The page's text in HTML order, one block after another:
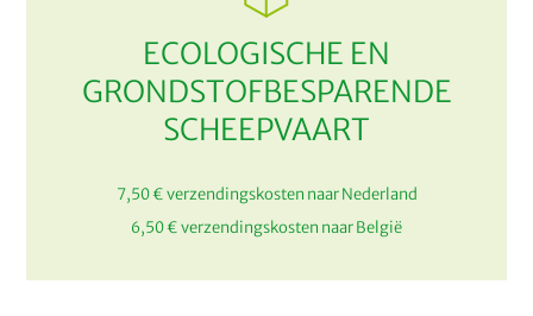
ECOLOGISCHE EN
GRONDSTOFBESPARENDE
SCHEEPVAART
7,50 € verzendingskosten naar Nederland
6,50 € verzendingskosten naar België